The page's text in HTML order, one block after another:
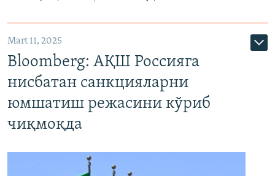
Mart 11, 2025
Bloomberg: АҚШ Россияга
нисбатан санкцияларни
юмшатиш режасини кўриб
чиқмоқда